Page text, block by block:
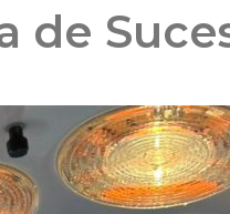
de